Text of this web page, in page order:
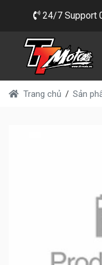
24/7 Support
Trang chủ Sản